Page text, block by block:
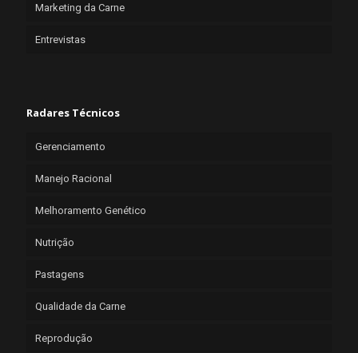
Marketing da Carne
Entrevistas
Radares Técnicos
Gerenciamento
Manejo Racional
Melhoramento Genético
Nutrição
Pastagens
Qualidade da Carne
Reprodução